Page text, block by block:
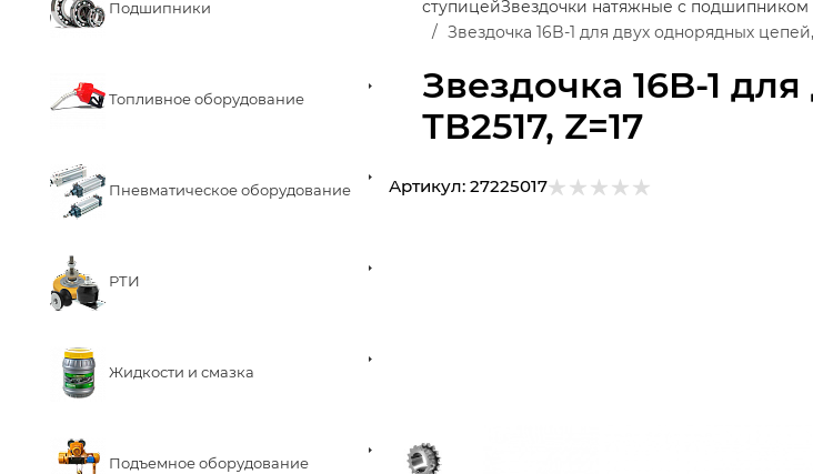
Подшипники
Топливное оборудование
Пневматическое оборудование
РТИ
Жидкости и смазка
Подъемное оборудование
Звездочка 16B-1
ТВ2517, Z=17
ступицейЗвездочки натяжные с подшипником
Звездочка 16B-1 для двух однорядных
Артикул: 27225017